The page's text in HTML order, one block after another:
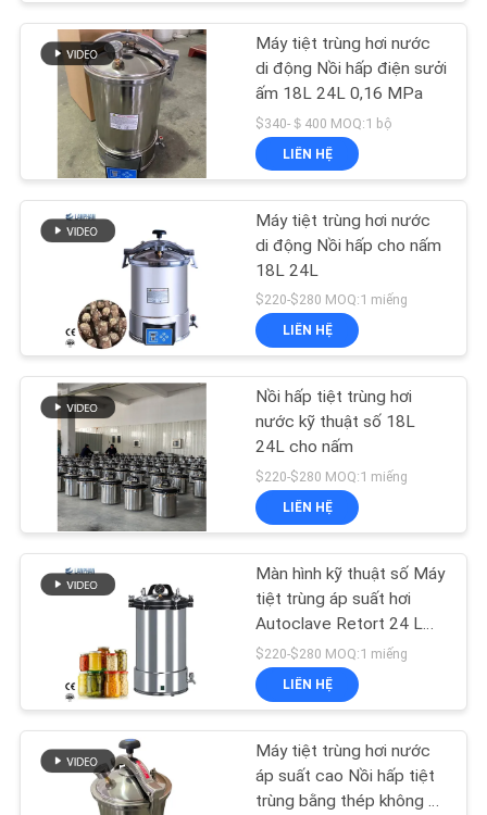
THAM
QUAN
NHÀ
MÁY
KIỂM
CHẤT
LƯỢNG
LIÊN
CHÚNG
TÔI
YÊU
GIÁ
Máy tiệt trùng hơi nước
di động Nồi hấp điện sưởi
ấm 18L 24L 0,16 MPa
$340-＄400 MOQ:1 bộ
LIÊN HỆ
Máy tiệt trùng hơi nước
di động Nồi hấp cho nấm
18L 24L
$220-$280 MOQ:1 miếng
LIÊN HỆ
Nồi hấp tiệt trùng hơi
nước kỹ thuật số 18L
24L cho nấm
$220-$280 MOQ:1 miếng
LIÊN HỆ
Màn hình kỹ thuật số Máy
tiệt trùng áp suất hơi
Autoclave Retort 24 L
Đối với Thực phẩm Đóng
hộp
$220-$280 MOQ:1 miếng
LIÊN HỆ
Máy tiệt trùng hơi nước
áp suất cao Nồi hấp tiệt
trùng bằng thép không gỉ